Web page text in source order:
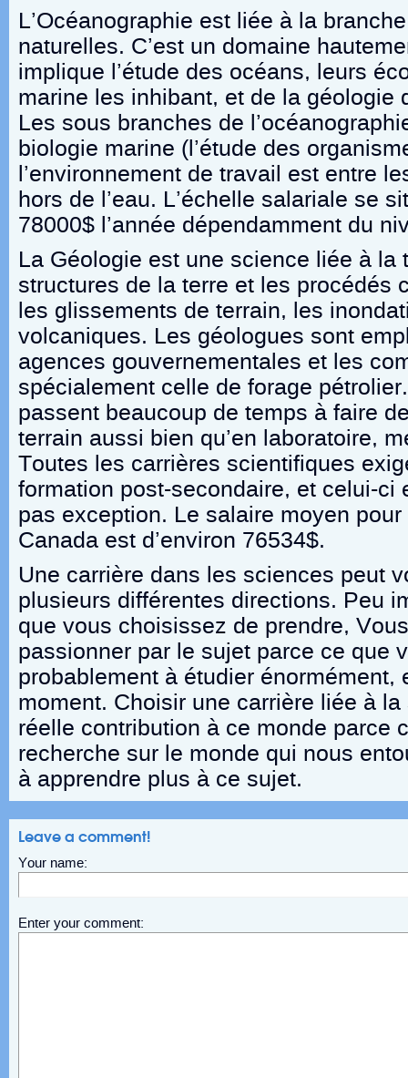
L’Océanographie est liée à la
naturelles. C’est un domaine
implique l’étude des océans, leurs
marine les inhibant, et de la géologie
Les sous branches de
biologie marine (l’étude des
l’environnement de travail est entre
hors de l’eau. L’échelle salariale se
78000$ l’année dépendamment du
La Géologie est une science liée à la
structures de la terre et les procédés
les glissements de terrain, les
volcaniques. Les géologues sont
agences gouvernementales et les
spécialement celle de forage
passent beaucoup de temps à faire
terrain aussi bien qu’en laboratoire,
Toutes les carrières scientifiques
formation post-secondaire, et celui-ci
pas exception. Le salaire moyen
Canada est d’environ 76534$.
Une carrière dans les sciences peut
plusieurs différentes directions. Peu
que vous choisissez de prendre,
passionner par le sujet parce ce que
probablement à étudier énormément,
moment. Choisir une carrière liée à
réelle contribution à ce monde parce
recherche sur le monde qui nous
à apprendre plus à ce sujet.
Leave a comment!
Your name:
Enter your comment: